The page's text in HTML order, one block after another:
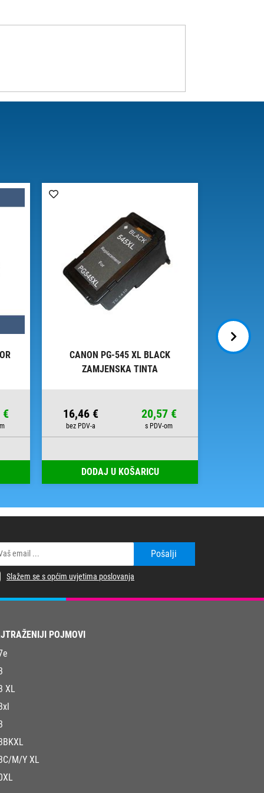
€
CANON PG-545 XL BLACK
ZAMJENSKA TINTA
16,46 € 20,57 €
DODAJ U KOŠARICU
Pošalji
Slažem se s općim uvjetima poslovanja
POJMOVI
XL
M/Y XL